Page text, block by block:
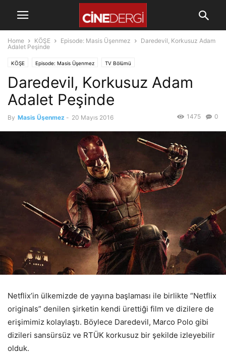
Home KÖŞE Episode: Masis Üşenmez
Daredevil, Korkusuz Adam
Adalet Peşinde
KÖŞE Episode: Masis Üşenmez TV Bölümü
Daredevil, Korkusuz Adam
Adalet Peşinde
By Masis Üşenmez - 20 Mayıs 2016 0
1475
Netflix’in ülkemizde de yayına başlaması ile birlikte “Netflix
originals” denilen şirketin kendi ürettiği film ve dizilere de
erişimimiz kolaylaştı. Böylece Daredevil, Marco Polo gibi
dizileri sansürsüz ve RTÜK korkusuz bir şekilde izleyebilir
olduk.